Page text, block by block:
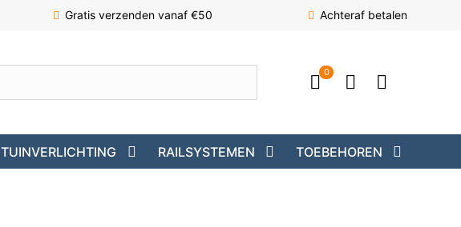
Gratis verzenden vanaf €50 Achteraf betalen
0
TUINVERLICHTING RAILSYSTEMEN TOEBEHOREN